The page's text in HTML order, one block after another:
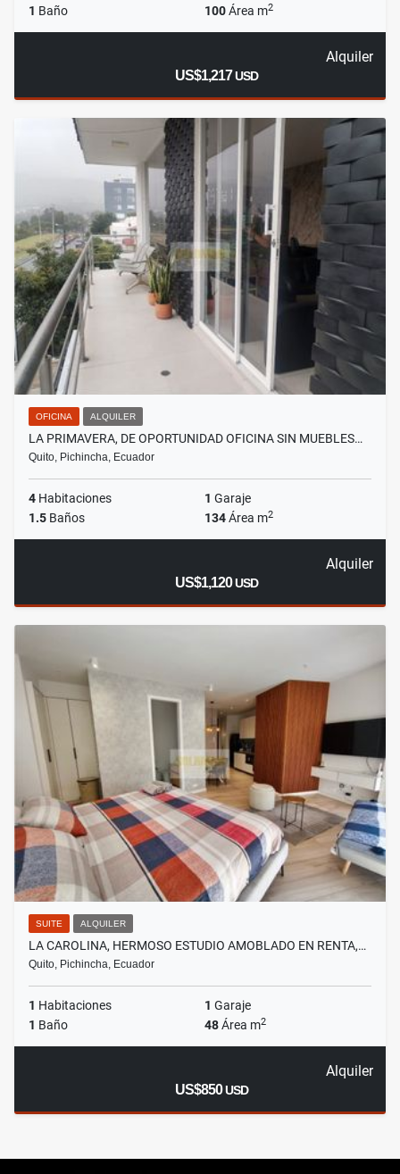
1 Baño 100Área m2
Alquiler
US$1,217USD
OFICINA ALQUILER
LA PRIMAVERA, DE OPORTUNIDAD OFICINA SIN MUEBLES…
Quito, Pichincha, Ecuador
4 Habitaciones 1 Garaje
1.5 Baños 134Área m2
Alquiler
US$1,120USD
SUITE ALQUILER
LA CAROLINA, HERMOSO ESTUDIO AMOBLADO EN RENTA,…
Quito, Pichincha, Ecuador
1 Habitaciones 1 Garaje
1 Baño 48Área m2
Alquiler
US$850USD